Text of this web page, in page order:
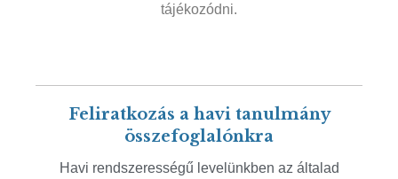
tájékozódni.
Feliratkozás a havi tanulmány
összefoglalónkra
Havi rendszerességű levelünkben az általad